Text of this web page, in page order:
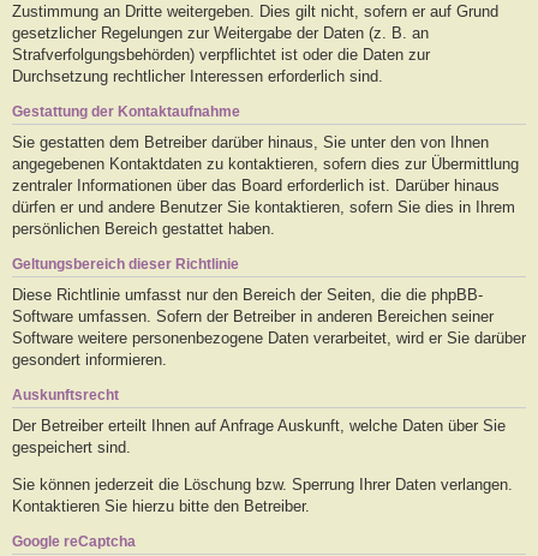
Zustimmung an Dritte weitergeben. Dies gilt nicht, sofern er auf Grund
gesetzlicher Regelungen zur Weitergabe der Daten (z. B. an
Strafverfolgungsbehörden) verpflichtet ist oder die Daten zur
Durchsetzung rechtlicher Interessen erforderlich sind.
Gestattung der Kontaktaufnahme
Sie gestatten dem Betreiber darüber hinaus, Sie unter den von Ihnen
angegebenen Kontaktdaten zu kontaktieren, sofern dies zur Übermittlung
zentraler Informationen über das Board erforderlich ist. Darüber hinaus
dürfen er und andere Benutzer Sie kontaktieren, sofern Sie dies in Ihrem
persönlichen Bereich gestattet haben.
Geltungsbereich dieser Richtlinie
Diese Richtlinie umfasst nur den Bereich der Seiten, die die phpBB-
Software umfassen. Sofern der Betreiber in anderen Bereichen seiner
Software weitere personenbezogene Daten verarbeitet, wird er Sie darüber
gesondert informieren.
Auskunftsrecht
Der Betreiber erteilt Ihnen auf Anfrage Auskunft, welche Daten über Sie
gespeichert sind.
Sie können jederzeit die Löschung bzw. Sperrung Ihrer Daten verlangen.
Kontaktieren Sie hierzu bitte den Betreiber.
Google reCaptcha